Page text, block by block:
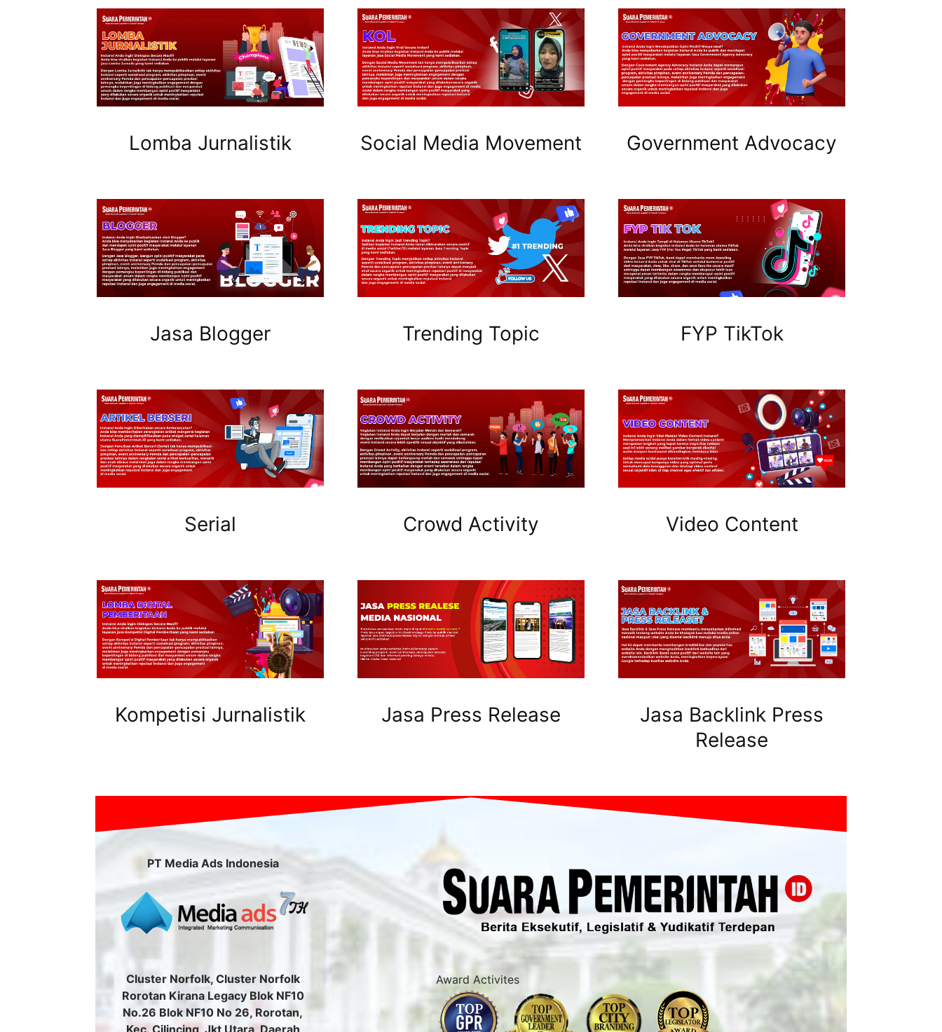
Lomba Jurnalistik
Jasa Blogger
Serial
Kompetisi Jurnalistik
Social Media Movement
Trending Topic
Crowd Activity
Jasa Press Release
Government Advocacy
FYP TikTok
Video Content
Jasa Backlink Press
Release
PT Media Ads Indonesia
Cluster Norfolk, Cluster Norfolk
Rorotan Kirana Legacy Blok NF10
No.26 Blok NF10 No 26, Rorotan,
Award Activites